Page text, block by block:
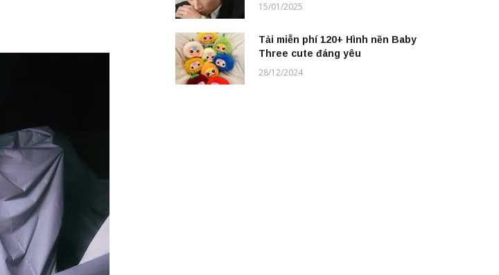
15/01/2025
Tải miễn phí 120+ Hình nền Baby
Three cute đáng yêu
28/12/2024